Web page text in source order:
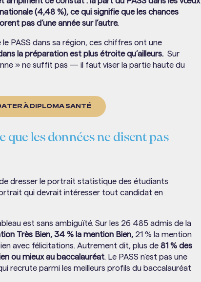
(4,48 %), ce qui signifie que les chances
pas d’une année sur l’autre.
le PASS dans sa région, ces chiffres ont une
la préparation est plus étroite qu’ailleurs. Sur
» ne suffit pas — il faut viser la partie haute du
À DIPLOMA SANTÉ
que les données ne disent pas
dresser le portrait statistique des étudiants
qui devrait intéresser tout candidat en
est sans ambiguïté. Sur les 26 485 admis de la
Très Bien, 34 % la mention Bien, 21 % la mention
avec félicitations. Autrement dit, plus de81 % des
ou mieux au baccalauréat. Le PASS n’est pas une
recrute parmi les meilleurs profils du baccalauréat